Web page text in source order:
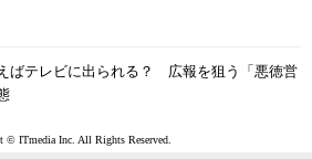
ばテレビに出られる？ 広報を狙う「悪徳営
© ITmedia Inc. All Rights Reserved.